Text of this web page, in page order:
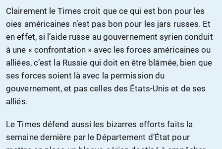
Clairement le Times croit que ce qui est bon pour les
oies américaines n’est pas bon pour les jars russes. Et
en effet, si l’aide russe au gouvernement syrien conduit
à une « confrontation » avec les forces américaines ou
alliées, c’est la Russie qui doit en être blâmée, bien que
ses forces soient là avec la permission du
gouvernement, et pas celles des États-Unis et de ses
alliés.
Le Times défend aussi les bizarres efforts faits la
semaine dernière par le Département d’État pour